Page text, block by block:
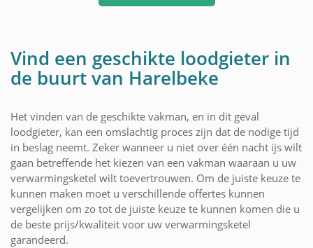
Vind een geschikte loodgieter in
de buurt van Harelbeke
Het vinden van de geschikte vakman, en in dit geval
loodgieter, kan een omslachtig proces zijn dat de nodige tijd
in beslag neemt. Zeker wanneer u niet over één nacht ijs wilt
gaan betreffende het kiezen van een vakman waaraan u uw
verwarmingsketel wilt toevertrouwen. Om de juiste keuze te
kunnen maken moet u verschillende offertes kunnen
vergelijken om zo tot de juiste keuze te kunnen komen die u
de beste prijs/kwaliteit voor uw verwarmingsketel
garandeerd.